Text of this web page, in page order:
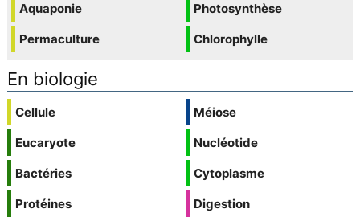
Aquaponie
Permaculture
Photosynthèse
Chlorophylle
En biologie
Cellule
Eucaryote
Bactéries
Protéines
Méiose
Nucléotide
Cytoplasme
Digestion